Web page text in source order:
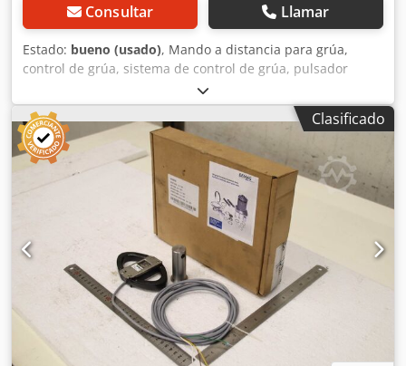
Consultar Llamar
Estado: bueno (usado), Mando a distancia para grúa,
control de grúa, sistema de control de grúa, pulsador
colgante, interruptor de control, válvula de control,
sistema de control. Credpfx Agozmdvmokjf -Fabricante:
Stahl, interruptor de control para mando a distancia de
grúa -Tipo: SWH3 -Dimensiones: 360/65/65 mm -Peso: 0,8
kg
Clasificado